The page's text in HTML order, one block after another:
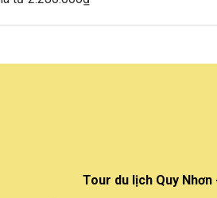
Tour du lịch Quy Nhơn